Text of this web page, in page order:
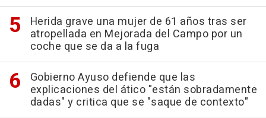
Herida grave una mujer de 61 años tras ser
atropellada en Mejorada del Campo por un
coche que se da a la fuga
Gobierno Ayuso defiende que las
explicaciones del ático "están sobradamente
dadas" y critica que se "saque de contexto"